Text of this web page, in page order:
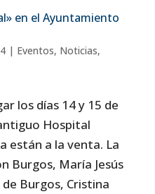
en el Ayuntamiento
| Eventos, Noticias,
los días 14 y 15 de
Hospital
están a la venta. La
Burgos, María Jesús
Burgos, Cristina